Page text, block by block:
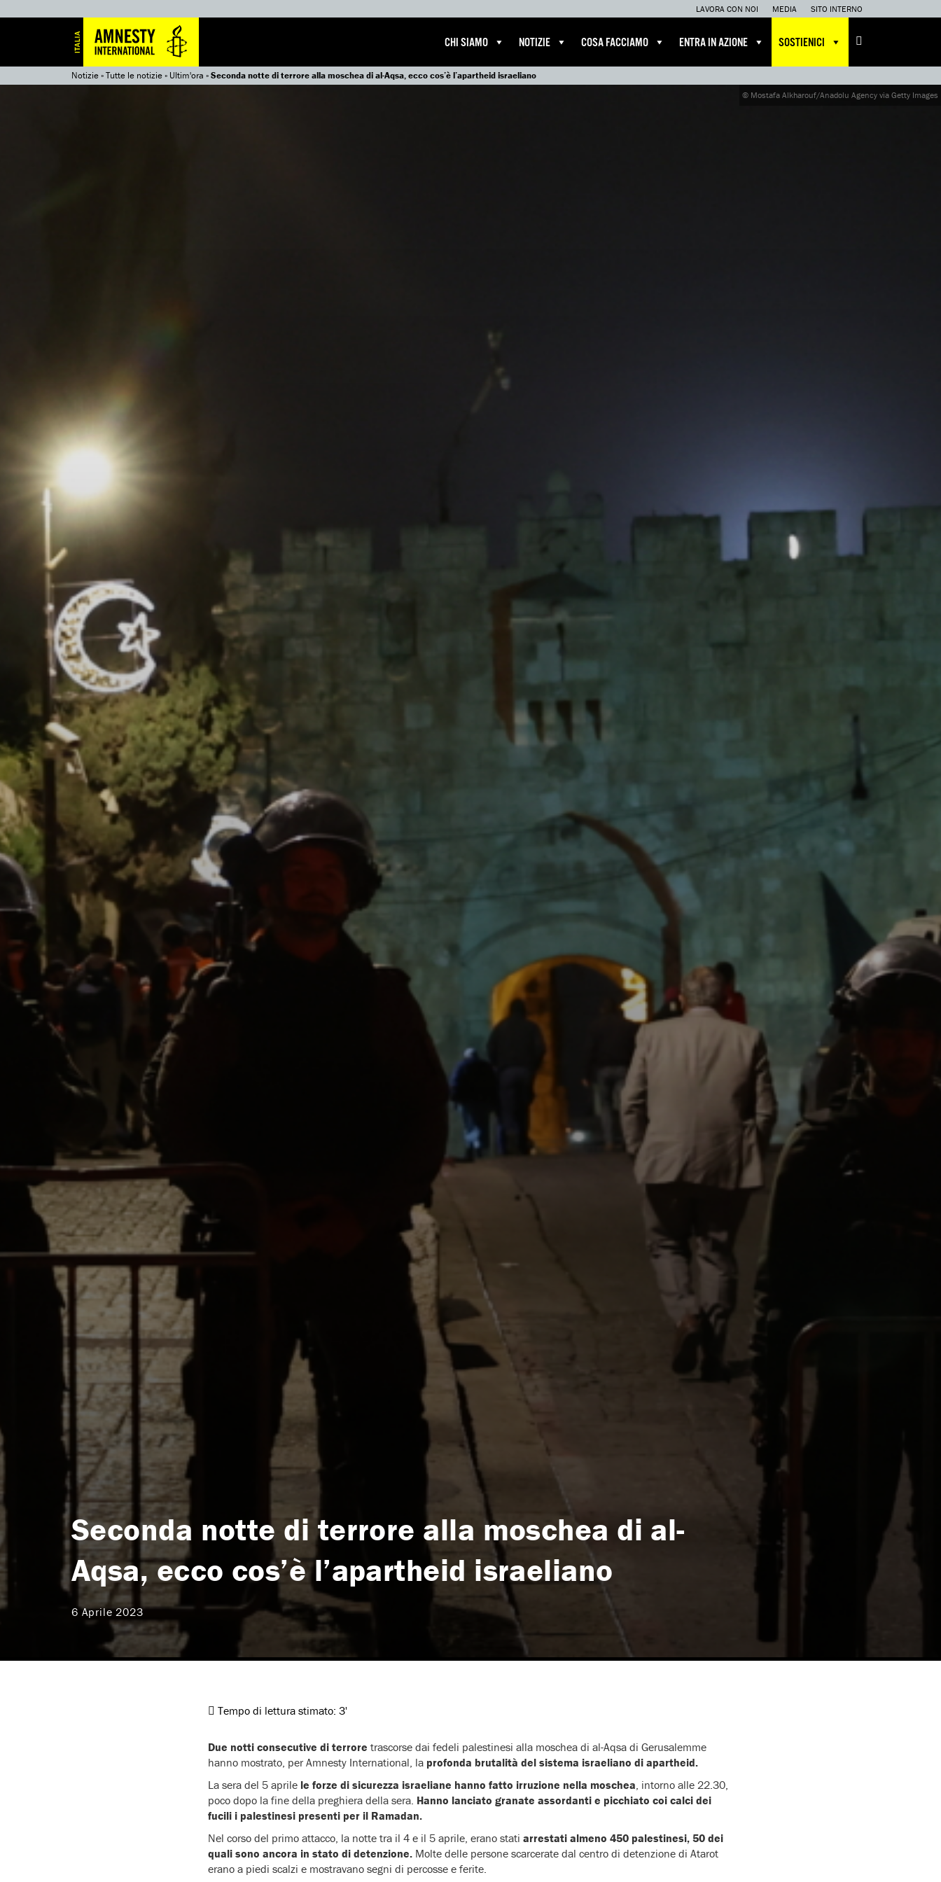
LAVORA CON NOI MEDIA SITO INTERNO
CHI SIAMO NOTIZIE COSA FACCIAMO ENTRA IN AZIONE SOSTIENICI
Notizie»Tutte le notizie» Ultim'ora »Seconda notte di terrore alla moschea di al-Aqsa, ecco cos’è l’apartheid israeliano
Seconda notte di terrore alla moschea di al-
Aqsa, ecco cos’è l’apartheid israeliano
6 Aprile 2023
© Mostafa Alkharouf/Anadolu Agency via Getty Images
Tempo di lettura stimato: 3'
Due notti consecutive di terrore trascorse dai fedeli palestinesi alla moschea di al-Aqsa di Gerusalemme
hanno mostrato, per Amnesty International, la profonda brutalità del sistema israeliano di apartheid.
La sera del 5 aprile le forze di sicurezza israeliane hanno fatto irruzione nella moschea , intorno alle 22.30,
poco dopo la fine della preghiera della sera. Hanno lanciato granate assordanti e picchiato coi calci dei
fucili i palestinesi presenti per il Ramadan.
Nel corso del primo attacco, la notte tra il 4 e il 5 aprile, erano stati arrestati almeno 450 palestinesi, 50 dei
quali sono ancora in stato di detenzione. Molte delle persone scarcerate dal centro di detenzione di Atarot
erano a piedi scalzi e mostravano segni di percosse e ferite.